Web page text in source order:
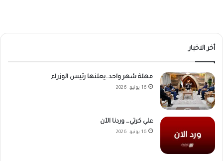
أخر الاخبار
مهلة شهر واحد..يعلنها رئيس الوزراء
16 يونيو، 2026
علي كرتي… وردنا الآن
16 يونيو، 2026